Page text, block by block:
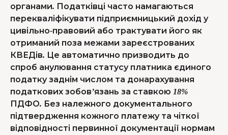
органами. Податківці часто намагаються
перекваліфікувати підприємницький дохід у
цивільно-правовий або трактувати його як
отриманий поза межами зареєстрованих
КВЕДів. Це автоматично призводить до
спроб анулювання статусу платника єдиного
податку заднім числом та донарахування
податкових зобов’язань за ставкою 18%
ПДФО. Без належного документального
підтвердження кожного платежу та чіткої
відповідності первинної документації нормам